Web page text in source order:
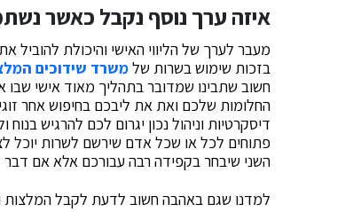
איזה ערך נוסף נקבל כאשר
מעבר לערך של הליווי האישי והיכולת להוביל
בזכות שימוש בשרות שלמשרד שידוכים
חשוב שתבינו שמדובר בתהליך מאוד אישי
החלומות שלכם ואת את ליבכם בחיפוש אחר
דיסקרטיות וניהול נכון יגרום לכם להרגיש
פתוחים לכל או שכל אדם שירשם לשרות יוכל
השני שיבחר בקפידה רבה עבורכם אלא אם דבר
למדנו שגם באהבה חשוב לדעת לקבל המלצות